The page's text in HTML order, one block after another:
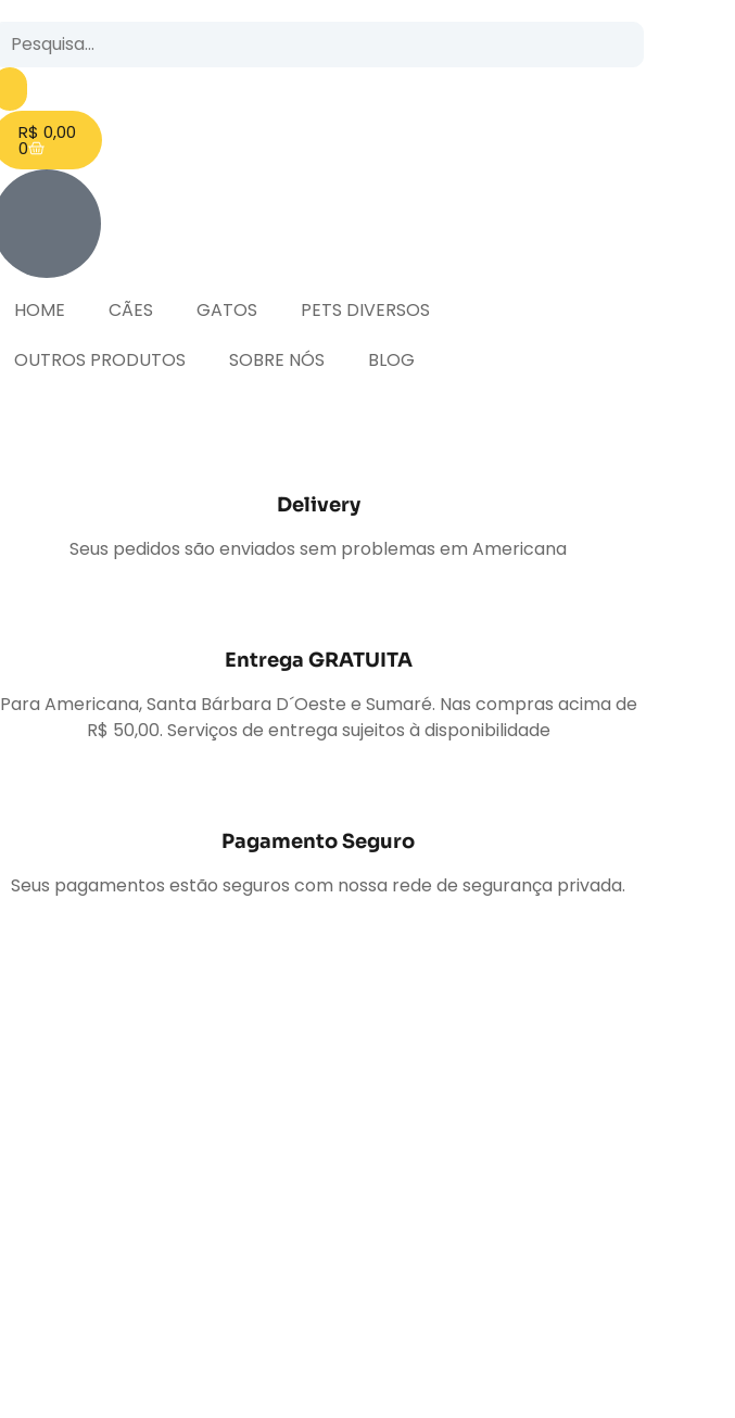
R$ 0,00
0
HOME CÃES GATOS
PETS DIVERSOS
OUTROS PRODUTOS
SOBRE NÓS BLOG
Delivery
Seus pedidos são enviados sem problemas em Americana
Entrega GRATUITA
Para Americana, Santa Bárbara D´Oeste e Sumaré. Nas compras acima de
R$ 50,00. Serviços de entrega sujeitos à disponibilidade
Pagamento Seguro
Seus pagamentos estão seguros com nossa rede de segurança privada.